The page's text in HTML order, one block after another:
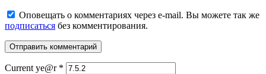
Оповещать о комментариях через e-mail. Вы можете так же
подписаться без комментирования.
Current ye@r *